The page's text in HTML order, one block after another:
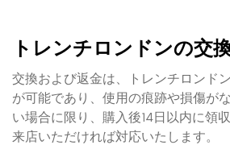
トレンチロンドンの交
交換および返金は、トレンチロンド
が可能であり、使用の痕跡や損傷が
い場合に限り、購入後14日以内に領
来店いただければ対応いたします。